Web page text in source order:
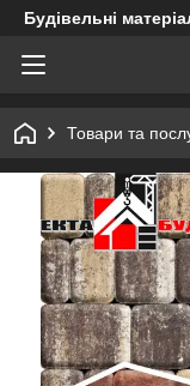
Будівельні
Товари та